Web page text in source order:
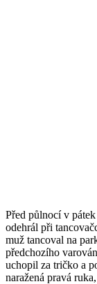
Před půlnocí v
odehrál při
muž tancoval na
předchozího
uchopil za tričko a
naražená pravá